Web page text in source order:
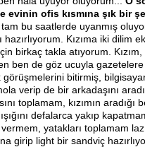
evinin ofis kısmına şık bir
bu saatlerde uyanmış
hazırlıyorum. Kızıma iki dilim
birkaç takla atıyorum. Kızım,
ben de göz ucuyla gazetelere
görüşmelerini bitirmiş,
verip de bir arkadaşını
toplamam, kızımın aradığı
defalarca yakıp
yatakları toplamam
girip light bir sandviç